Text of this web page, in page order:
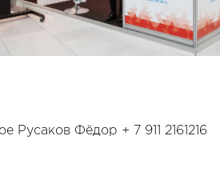
Русаков Фёдор + 7 911 2161216